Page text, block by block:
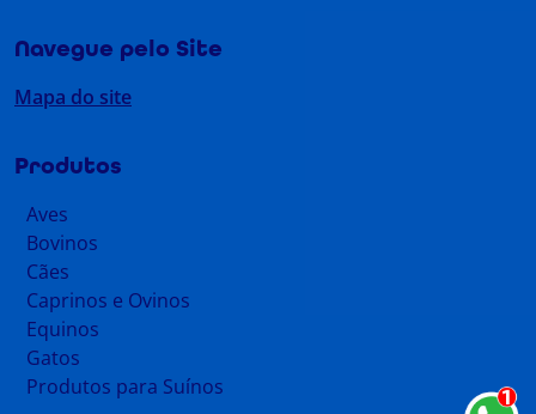
Navegue pelo Site
Mapa do site
Produtos
Aves
Bovinos
Cães
Caprinos e Ovinos
Equinos
Gatos
Produtos para Suínos